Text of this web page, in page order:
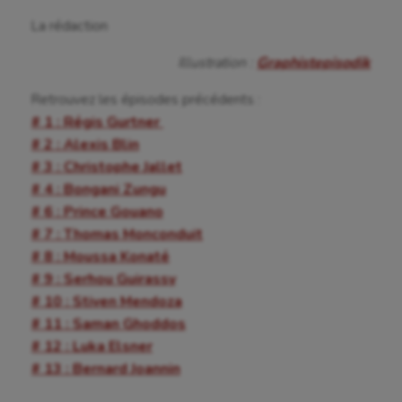
Patinage artistique
Pétanque
Plongée
Randonnée / Marche
Roller-derby
Sarbacane
Sauvetage sportif
Sport adapté
La rédaction
Illustration : Graphistepisodik
Retrouvez les épisodes précédents :
# 1 : Régis Gurtner
# 2 : Alexis Blin
# 3 : Christophe Jallet
# 4 : Bongani Zungu
# 6 : Prince Gouano
# 7 : Thomas Monconduit
# 8 : Moussa Konaté
# 9 : Serhou Guirassy
# 10 : Stiven Mendoza
# 11 : Saman Ghoddos
# 12 : Luka Elsner
# 13 : Bernard Joannin